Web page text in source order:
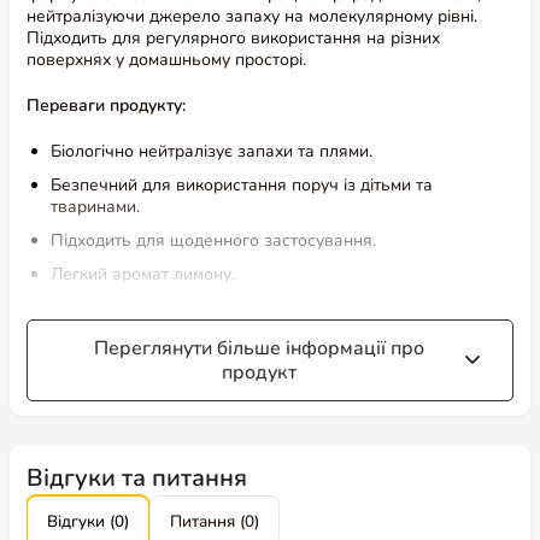
нейтралізуючи джерело запаху на молекулярному рівні.
Підходить для регулярного використання на різних
поверхнях у домашньому просторі.
Переваги продукту:
Біологічно нейтралізує запахи та плями.
Безпечний для використання поруч із дітьми та
тваринами.
Підходить для щоденного застосування.
Легкий аромат лимону.
Зручний та естетичний флакон.
Безпечний склад – без хлору та агресивних хімічних
речовин, підходить для дому з дітьми й тваринами.
Переглянути більше інформації про
продукт
Відгуки та питання
Відгуки (0) Питання (0)